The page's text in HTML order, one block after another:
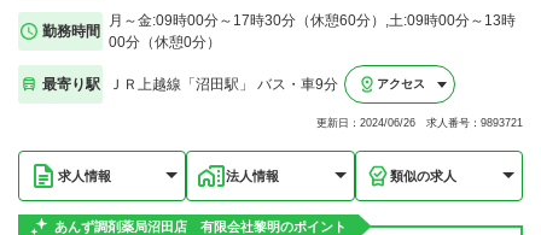
勤務時間
月～金:09時00分～17時30分（休憩60分）,土:09時00分～13時
00分（休憩0分）
最寄り駅 ＪＲ上越線「沼田駅」 バス・車9分 アクセス
更新日：2024/06/26 求人番号：9893721
求人情報 法人情報 類似の求人
あんず調剤薬局沼田店 有限会社黎明のポイント